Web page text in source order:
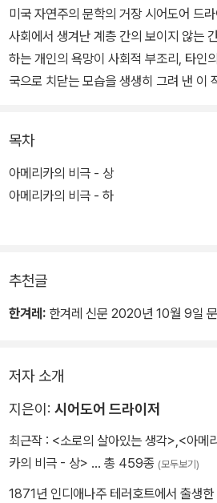
미국 자연주의 문학의 거장 시어도어 드
사회에서 생겨난 계층 간의 보이지 않는
하는 개인의 욕망이 사회적 부조리, 타인
국으로 치닫는 모습을 생생히 그려 낸 이
목차
아메리카의 비극 - 상
아메리카의 비극 - 하
추천글
한겨레: 한겨레 신문 2020년 10월 9일
저자 소개
지은이: 시어도어 드라이저
최근작 : <소로의 살아있는 생각>,<아메
카의 비극 - 상> … 총 459종 (모두보기)
1871년 인디애나주 테러호트에서 출생